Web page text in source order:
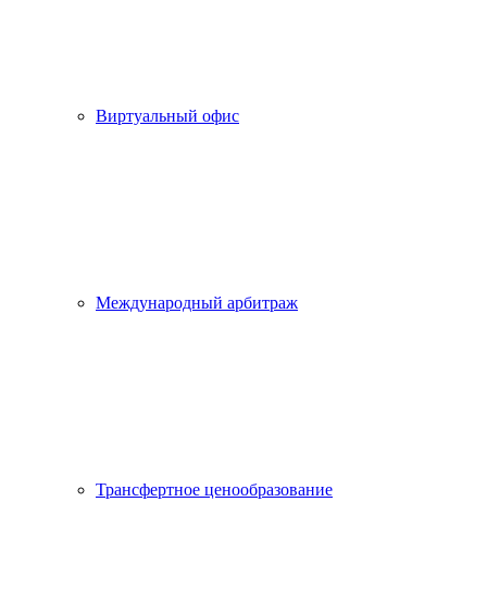
Виртуальный офис
Международный арбитраж
Трансфертное ценообразование